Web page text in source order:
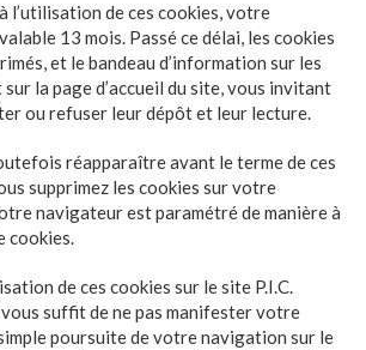
l’utilisation de ces cookies, votre
13 mois. Passé ce délai, les cookies
et le bandeau d’information sur les
la page d’accueil du site, vous invitant
ou refuser leur dépôt et leur lecture.
réapparaître avant le terme de ces
supprimez les cookies sur votre
navigateur est paramétré de manière à
cookies.
de ces cookies sur le site P.I.C.
vous suffit de ne pas manifester votre
poursuite de votre navigation sur le